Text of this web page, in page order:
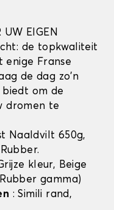
UW EIGEN
de topkwaliteit
enige Franse
de dag zo'n
biedt om de
dromen te
Naaldvilt 650g,
kleur, Beige
gamma)
: Simili rand,